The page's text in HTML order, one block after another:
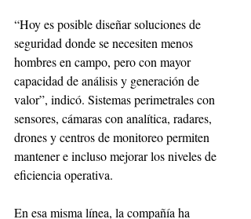
“Hoy es posible diseñar soluciones de
seguridad donde se necesiten menos
hombres en campo, pero con mayor
capacidad de análisis y generación de
valor”, indicó. Sistemas perimetrales con
sensores, cámaras con analítica, radares,
drones y centros de monitoreo permiten
mantener e incluso mejorar los niveles de
eficiencia operativa.
En esa misma línea, la compañía ha